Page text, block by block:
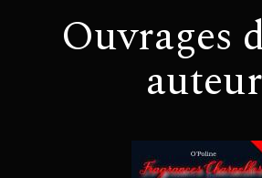
Ouvrages
auteur